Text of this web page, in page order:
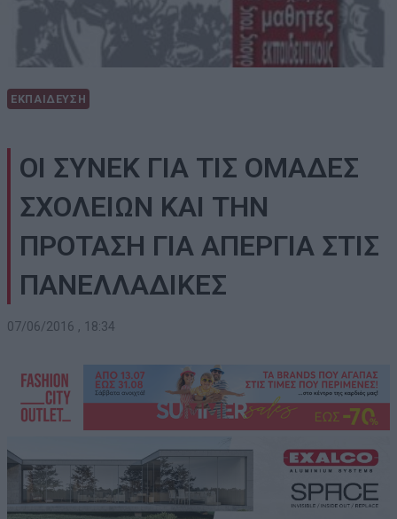
ΕΚΠΑΙΔΕΥΣΗ
ΟΙ ΣΥΝΕΚ ΓΙΑ ΤΙΣ ΟΜΑΔΕΣ
ΣΧΟΛΕΙΩΝ ΚΑΙ ΤΗΝ
ΠΡΟΤΑΣΗ ΓΙΑ ΑΠΕΡΓΙΑ ΣΤΙΣ
ΠΑΝΕΛΛΑΔΙΚΕΣ
07/06/2016 , 18:34